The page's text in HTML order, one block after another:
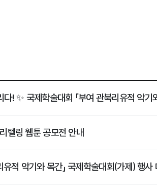
✨ 백제 왕궁의 비밀, 마침내 세계에 알리다! ✨ 국제학술대회 「부
텔링 웹툰 공모전 안내
적 악기와 목간」 국제학술대회(가제) 행사